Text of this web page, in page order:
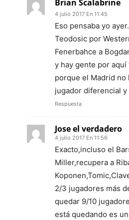
Brian Scalabrine
4 julio 2017 En 11:45
Eso pensaba yo
Teodosic por
Fenerbahce a
y hay gente por
porque el Madrid no
jugador diferencial
Respuesta
Jose el verdadero
4 julio 2017 En 11:56
Exacto,incluso el
Miller,recupera a
2/3 jugadores más
quedar 9/10
está quedando es